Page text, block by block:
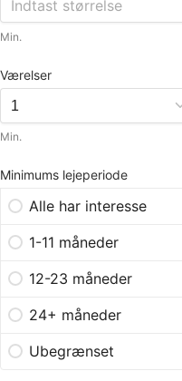
Min.
Værelser
Min.
Minimums lejeperiode
Alle har interesse
1-11 måneder
12-23 måneder
24+ måneder
Ubegrænset